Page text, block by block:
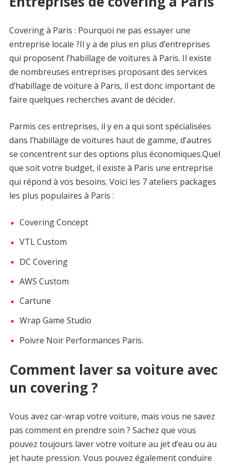
Covering à Paris : Pourquoi ne pas essayer une
entreprise locale ?Il y a de plus en plus d’entreprises
qui proposent l’habillage de voitures à Paris. Il existe
de nombreuses entreprises proposant des services
d’habillage de voiture à Paris, il est donc important de
faire quelques recherches avant de décider.
Parmis ces entreprises, il y en a qui sont spécialisées
dans l’habillage de voitures haut de gamme, d’autres
se concentrent sur des options plus économiques.Quel
que soit votre budget, il existe à Paris une entreprise
qui répond à vos besoins. Voici les 7 ateliers packages
les plus populaires à Paris :
Covering Concept
VTL Custom
DC Covering
AWS Custom
Cartune
Wrap Game Studio
Poivre Noir Performances Paris.
Comment laver sa voiture avec
un covering ?
Vous avez car-wrap votre voiture, mais vous ne savez
pas comment en prendre soin ? Sachez que vous
pouvez toujours laver votre voiture au jet d’eau ou au
jet haute pression. Vous pouvez également conduire